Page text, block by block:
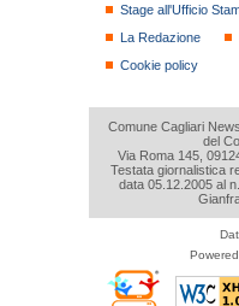
Stage all'Ufficio
La Redazione
Cookie policy
Comune Cagliari
del
Via Roma 145,
Testata giornalistica
data 05.12.2005 al